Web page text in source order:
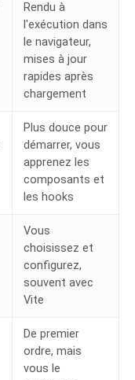
Rendu à
l'exécution dans
le navigateur,
mises à jour
rapides après
chargement
Plus douce pour
démarrer, vous
apprenez les
composants et
les hooks
Vous
choisissez et
configurez,
souvent avec
Vite
De premier
ordre, mais
vous le